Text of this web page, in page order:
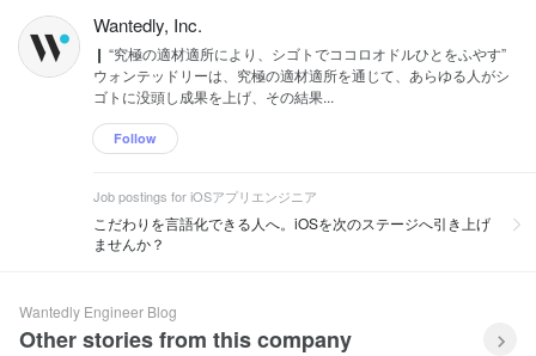
Wantedly, Inc.
❙ “究極の適材適所により、シゴトでココロオドルひとをふやす”
ウォンテッドリーは、究極の適材適所を通じて、あらゆる人がシ
ゴトに没頭し成果を上げ、その結果...
Follow
Job postings for iOSアプリエンジニア
こだわりを言語化できる人へ。iOSを次のステージへ引き上げ
ませんか？
Wantedly Engineer Blog
Other stories from this company